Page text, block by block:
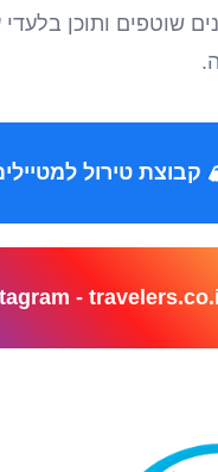
שוטפים ותוכן בלעדי
קבוצת טירול